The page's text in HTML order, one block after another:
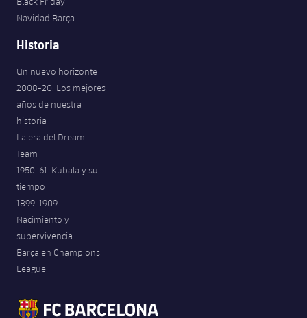
Jugadores
Resultados
Voleibol femenino
Apúntate a las amateurs
Carnet de las Secciones Amateurs
PLUSICON
MÁS
League of Legends
VALORANT Rising
VALORANT Game Changers
eFootball
Navidad Barça
Historia
Un nuevo horizonte
2008-20. Los mejores
años de nuestra
historia
La era del Dream
Team
1950-61. Kubala y su
tiempo
1899-1909.
Nacimiento y
supervivencia
Barça en Champions
League